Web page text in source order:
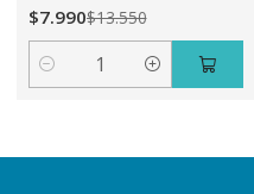
$7.990$13.550
Cantidad